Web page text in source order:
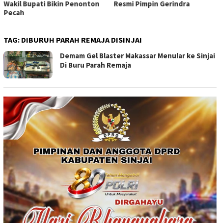
Wakil Bupati Bikin Penonton
Pecah
Resmi Pimpin Gerindra
TAG: DIBURUH PARAH REMAJA DISINJAI
Demam Gel Blaster Makassar Menular ke Sinjai
Di Buru Parah Remaja